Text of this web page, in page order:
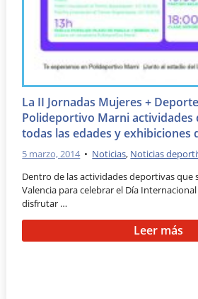
La II Jornadas Mujeres +
Polideportivo Marni actividades
todas las edades y exhibiciones
5 marzo, 2014 • Noticias, Noticias
Dentro de las actividades deportivas que
Valencia para celebrar el Día
disfrutar …
Leer más